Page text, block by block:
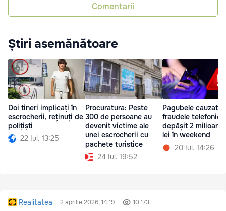
Comentarii
Știri asemănătoare
Doi tineri implicați în
escrocherii, reținuți de
polițiști
22 Iul. 13:25
Procuratura: Peste
300 de persoane au
devenit victime ale
unei escrocherii cu
pachete turistice
24 Iul. 19:52
Pagubele cauzate
fraudele
depășit 2 milioane
lei în weekend
20 Iul. 14:26
Realitatea 2 aprilie 2026, 14:19 10 173